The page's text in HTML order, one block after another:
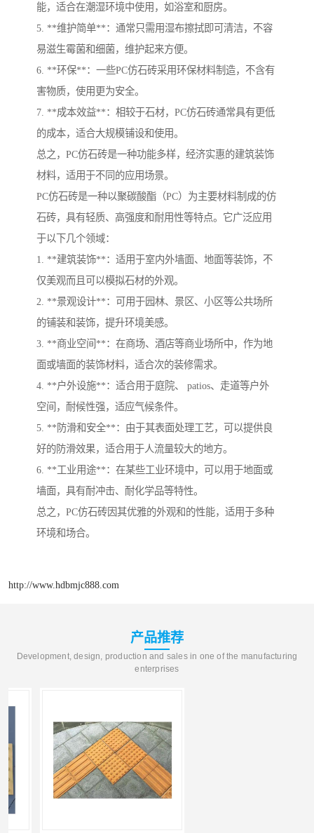
能，适合在潮湿环境中使用，如浴室和厨房。
5. **维护简单**：通常只需用湿布擦拭即可清洁，不容
易滋生霉菌和细菌，维护起来方便。
6. **环保**：一些PC仿石砖采用环保材料制造，不含有
害物质，使用更为安全。
7. **成本效益**：相较于石材，PC仿石砖通常具有更低
的成本，适合大规模铺设和使用。
总之，PC仿石砖是一种功能多样，经济实惠的建筑装饰
材料，适用于不同的应用场景。
PC仿石砖是一种以聚碳酸酯（PC）为主要材料制成的仿
石砖，具有轻质、高强度和耐用性等特点。它广泛应用
于以下几个领域：
1. **建筑装饰**：适用于室内外墙面、地面等装饰，不
仅美观而且可以模拟石材的外观。
2. **景观设计**：可用于园林、景区、小区等公共场所
的铺装和装饰，提升环境美感。
3. **商业空间**：在商场、酒店等商业场所中，作为地
面或墙面的装饰材料，适合次的装修需求。
4. **户外设施**：适合用于庭院、 patios、走道等户外
空间，耐候性强，适应气候条件。
5. **防滑和安全**：由于其表面处理工艺，可以提供良
好的防滑效果，适合用于人流量较大的地方。
6. **工业用途**：在某些工业环境中，可以用于地面或
墙面，具有耐冲击、耐化学品等特性。
总之，PC仿石砖因其优雅的外观和的性能，适用于多种
环境和场合。
http://www.hdbmjc888.com
产品推荐
Development, design, production and sales in one of the manufacturing
enterprises